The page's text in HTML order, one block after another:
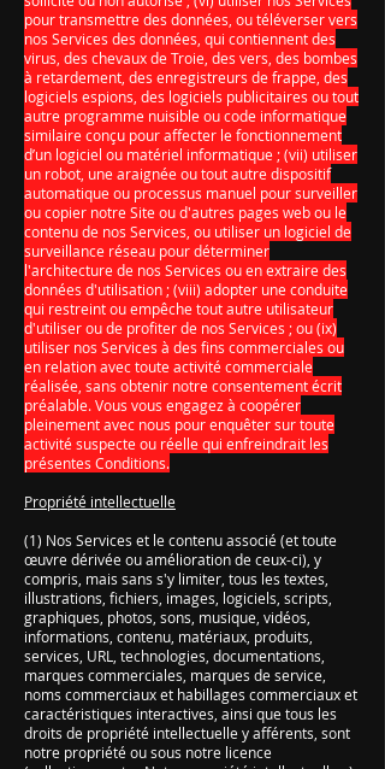
pour transmettre des données, ou téléverser vers
nos Services des données, qui contiennent des
virus, des chevaux de Troie, des vers, des bombes
à retardement, des enregistreurs de frappe, des
logiciels espions, des logiciels publicitaires ou tout
autre programme nuisible ou code informatique
similaire conçu pour affecter le fonctionnement
d’un logiciel ou matériel informatique ; (vii) utiliser
un robot, une araignée ou tout autre dispositif
automatique ou processus manuel pour surveiller
ou copier notre Site ou d'autres pages web ou le
contenu de nos Services, ou utiliser un logiciel de
surveillance réseau pour déterminer
l'architecture de nos Services ou en extraire des
données d'utilisation ; (viii) adopter une conduite
qui restreint ou empêche tout autre utilisateur
d'utiliser ou de profiter de nos Services ; ou (ix)
utiliser nos Services à des fins commerciales ou
en relation avec toute activité commerciale
réalisée, sans obtenir notre consentement écrit
préalable. Vous vous engagez à coopérer
pleinement avec nous pour enquêter sur toute
activité suspecte ou réelle qui enfreindrait les
présentes Conditions.
Propriété intellectuelle
(1) Nos Services et le contenu associé (et toute
œuvre dérivée ou amélioration de ceux-ci), y
compris, mais sans s'y limiter, tous les textes,
illustrations, fichiers, images, logiciels, scripts,
graphiques, photos, sons, musique, vidéos,
informations, contenu, matériaux, produits,
services, URL, technologies, documentations,
marques commerciales, marques de service,
noms commerciaux et habillages commerciaux et
caractéristiques interactives, ainsi que tous les
droits de propriété intellectuelle y afférents, sont
notre propriété ou sous notre licence